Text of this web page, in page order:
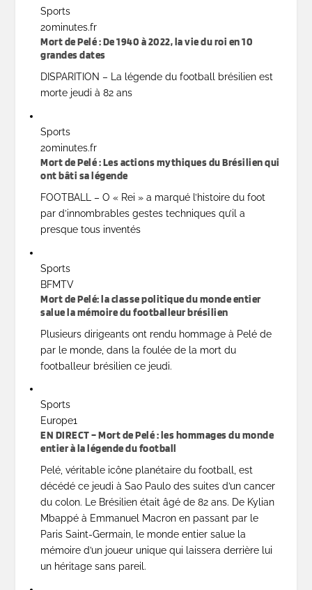
Sports
20minutes.fr
Mort de Pelé : De 1940 à 2022, la vie du roi en 10
grandes dates
DISPARITION – La légende du football brésilien est
morte jeudi à 82 ans
Sports
20minutes.fr
Mort de Pelé : Les actions mythiques du Brésilien qui
ont bâti sa légende
FOOTBALL – O « Rei » a marqué l’histoire du foot
par d’innombrables gestes techniques qu’il a
presque tous inventés
Sports
BFMTV
Mort de Pelé: la classe politique du monde entier
salue la mémoire du footballeur brésilien
Plusieurs dirigeants ont rendu hommage à Pelé de
par le monde, dans la foulée de la mort du
footballeur brésilien ce jeudi.
Sports
Europe1
EN DIRECT – Mort de Pelé : les hommages du monde
entier à la légende du football
Pelé, véritable icône planétaire du football, est
décédé ce jeudi à Sao Paulo des suites d’un cancer
du colon. Le Brésilien était âgé de 82 ans. De Kylian
Mbappé à Emmanuel Macron en passant par le
Paris Saint-Germain, le monde entier salue la
mémoire d’un joueur unique qui laissera derrière lui
un héritage sans pareil.